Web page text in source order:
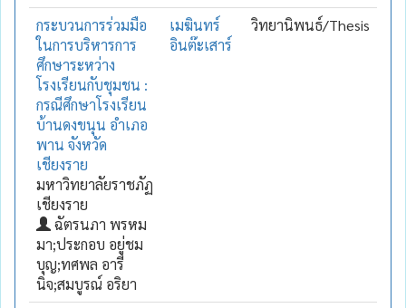
กระบวนการร่วมมือ
ในการบริหารการ
ศึกษาระหว่าง
โรงเรียนกับชุมชน :
กรณีศึกษาโรงเรียน
บ้านดงขนุน อำเภอ
พาน จังหวัด
เชียงราย
มหาวิทยาลัยราชภัฏ
เชียงราย
ฉัตรนภา พรหม
มา;ประกอบ อยู่ชม
บุญ;ทศพล อารี
นิจ;สมบูรณ์ อริยา
เมฆินทร์
อินต๊ะเสาร์
วิทยานิพนธ์/Thesis